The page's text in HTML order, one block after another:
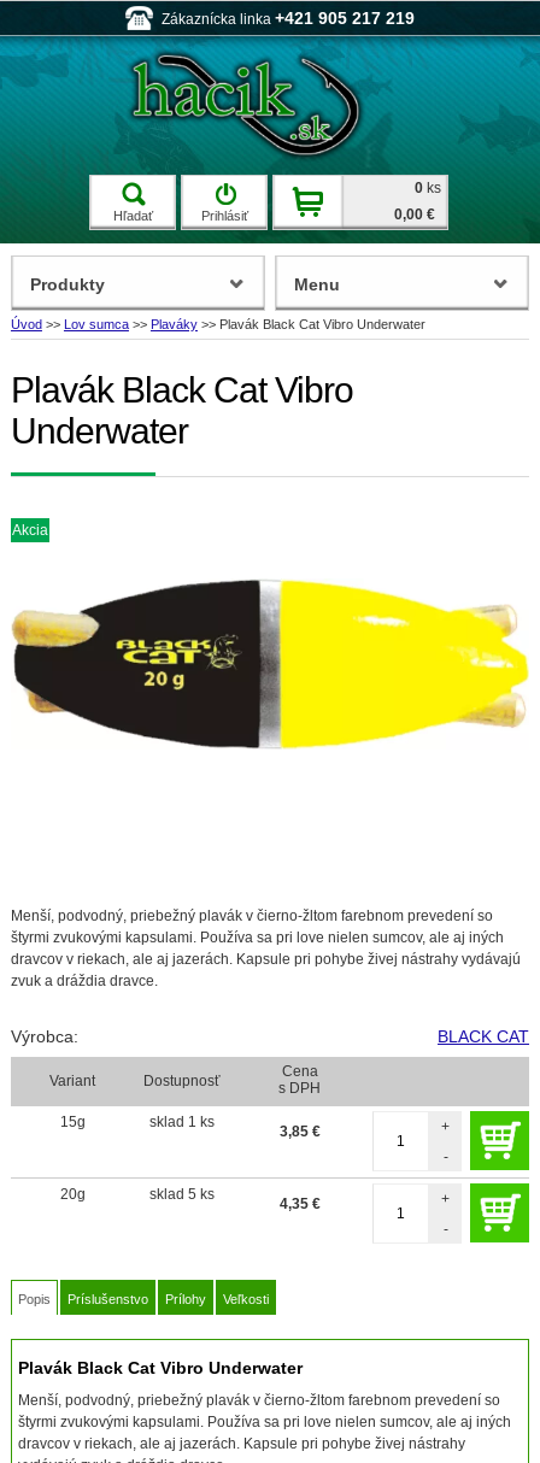
Zákaznícka linka +421 905 217 219
Hľadať Prihlásiť
0 ks
0,00 €
Úvod >> Lov sumca >> Plaváky >> Plavák Black Cat Vibro Underwater
Plavák Black Cat Vibro
Underwater
Akcia
Menší, podvodný, priebežný plavák v čierno-žltom farebnom prevedení so
štyrmi zvukovými kapsulami. Používa sa pri love nielen sumcov, ale aj iných
dravcov v riekach, ale aj jazerách. Kapsule pri pohybe živej nástrahy vydávajú
zvuk a dráždia dravce.
Výrobca: BLACK CAT
Variant Dostupnosť
Cena
s DPH
15g
sklad 1 ks
3,85 €
-
+
20g sklad 5 ks
4,35 €
-
+
Popis Príslušenstvo Prílohy Veľkosti
Plavák Black Cat Vibro Underwater
Menší, podvodný, priebežný plavák v čierno-žltom farebnom prevedení so
štyrmi zvukovými kapsulami. Používa sa pri love nielen sumcov, ale aj iných
dravcov v riekach, ale aj jazerách. Kapsule pri pohybe živej nástrahy
Produkty Menu